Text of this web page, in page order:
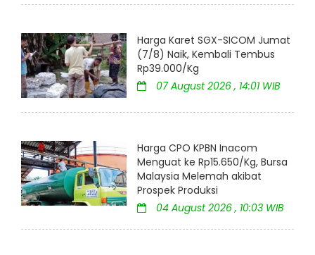
Harga Karet SGX-SICOM Jumat
(7/8) Naik, Kembali Tembus
Rp39.000/Kg
07 August 2026 , 14:01 WIB
Harga CPO KPBN Inacom
Menguat ke Rp15.650/Kg, Bursa
Malaysia Melemah akibat
Prospek Produksi
04 August 2026 , 10:03 WIB